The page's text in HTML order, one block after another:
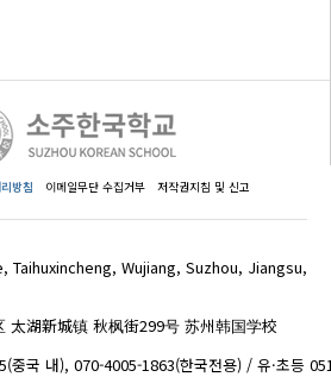
방침 이메일무단 수집거부 저작권지침 및 신고
Taihuxincheng, Wujiang, Suzhou, Jiangsu,
太湖新城镇 秋枫街299号 苏州韩国学校
중국 내), 070-4005-1863(한국전용) / 유·초등